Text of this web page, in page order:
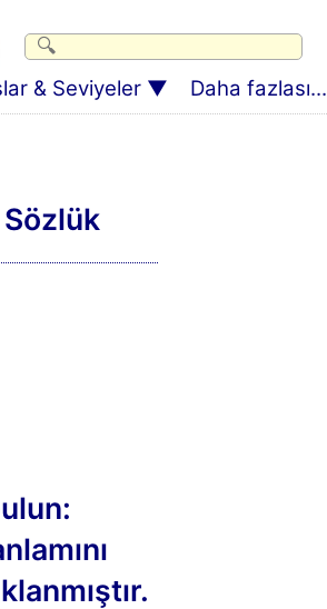
& Seviyeler Daha fazlası...